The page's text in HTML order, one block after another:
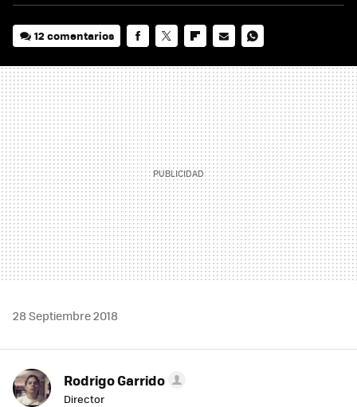
12 comentarios
MAIL
28 Septiembre 2018
Rodrigo Garrido
Director